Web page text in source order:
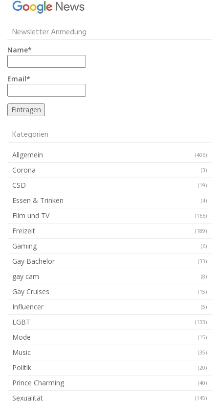
Newsletter Anmedung
Name*
Email*
Kategorien
Allgemein (406)
Corona (3)
CSD (19)
Essen & Trinken (4)
Film und TV (166)
Freizeit (189)
Gaming (6)
Gay Bachelor (33)
gay cam (8)
Gay Cruises (15)
Influencer (5)
LGBT (133)
Mode (15)
Music (35)
Politik (20)
Prince Charming (40)
Sexualität (145)